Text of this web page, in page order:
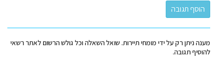
מענה ניתן רק על ידי מומחי תיירות. שואל השאלה וכל גולש הרשום לאתר רשאי
להוסיף תגובה.